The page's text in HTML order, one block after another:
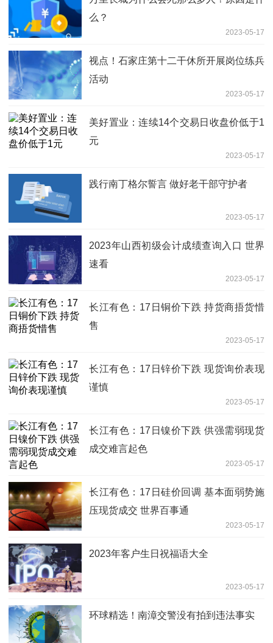
么？
2023-05-17
视点！石家庄第十二干休所开展岗位练兵
活动
2023-05-17
美好置业：连续14个交易日收盘价低于1
元
2023-05-17
践行南丁格尔誓言 做好老干部守护者
2023-05-17
2023年山西初级会计成绩查询入口 世界
速看
2023-05-17
长江有色：17日铜价下跌 持货商捂货惜
售
2023-05-17
长江有色：17日锌价下跌 现货询价表现
谨慎
2023-05-17
长江有色：17日镍价下跌 供强需弱现货
成交难言起色
2023-05-17
长江有色：17日硅价回调 基本面弱势施
压现货成交 世界百事通
2023-05-17
2023年客户生日祝福语大全
2023-05-17
环球精选！南漳交警没有拍到违法事实